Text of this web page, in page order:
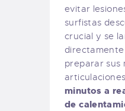
evitar
surfistas
crucial y se
preparar sus
minutos a
de